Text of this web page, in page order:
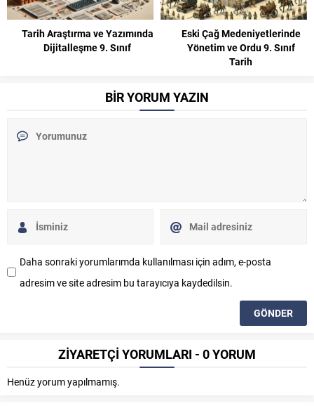
Tarih Araştırma ve Yazımında
Dijitalleşme 9. Sınıf
Eski Çağ Medeniyetlerinde
Yönetim ve Ordu 9. Sınıf
Tarih
BİR YORUM YAZIN
Daha sonraki yorumlarımda kullanılması için adım, e-posta
adresim ve site adresim bu tarayıcıya kaydedilsin.
ZİYARETÇİ YORUMLARI - 0 YORUM
Henüz yorum yapılmamış.